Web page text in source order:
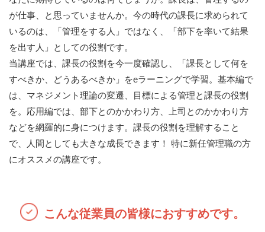
が仕事、と思っていませんか。今の時代の課長に求められて
いるのは、「管理をする人」ではなく、「部下を率いて結果
を出す人」としての役割です。
当講座では、課長の役割を今一度確認し、「課長として何を
すべきか、どうあるべきか」をeラーニングで学習。基本編で
は、マネジメント理論の変遷、目標による管理と課長の役割
を。応用編では、部下とのかかわり方、上司とのかかわり方
などを網羅的に身につけます。課長の役割を理解すること
で、人間としても大きな成長できます！ 特に新任管理職の方
にオススメの講座です。
こんな従業員の皆様におすすめです。